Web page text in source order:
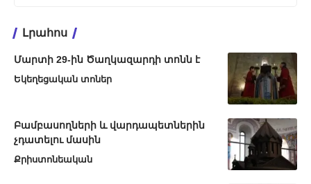
Լրահոս
Մարտի 29-ին Ծաղկազարդի տոնն է
Եկեղեցական տոներ
Բամբասողների և վարդապետներին
չդատելու մասին
Քրիստոնեական